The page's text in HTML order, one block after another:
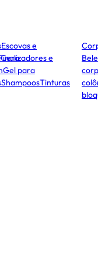
Cera
Escovas e
e
Gel para
ShampoosTinturas